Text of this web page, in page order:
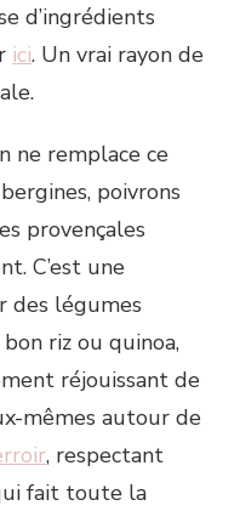
d’ingrédients
ici. Un vrai rayon de
ne remplace ce
poivrons
provençales
C’est une
des légumes
riz ou quinoa,
réjouissant de
mêmes autour de
, respectant
fait toute la